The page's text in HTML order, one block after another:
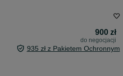
900 zł
do negocjacji
935 zł z Pakietem Ochronnym